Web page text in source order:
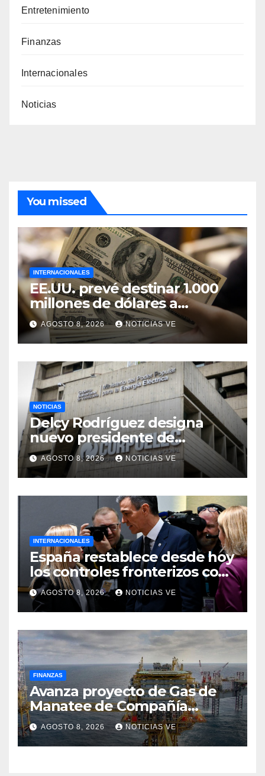
Entretenimiento
Finanzas
Internacionales
Noticias
You missed
INTERNACIONALES
EE.UU. prevé destinar 1.000
millones de dólares a
Colombia para un paquete
de seguridad
AGOSTO 8, 2026 NOTICIAS VE
NOTICIAS
Delcy Rodríguez designa
nuevo presidente de
Corpoelec y nuevo
viceministro de Servicios
Eléctricos
AGOSTO 8, 2026 NOTICIAS VE
INTERNACIONALES
España restablece desde hoy
los controles fronterizos con
Italia tras el rechazo de Roma
a retirar las restricciones
AGOSTO 8, 2026 NOTICIAS VE
FINANZAS
Avanza proyecto de Gas de
Manatee de Compañía
Nacional de Gas de Trinidad y
Tobago
AGOSTO 8, 2026 NOTICIAS VE